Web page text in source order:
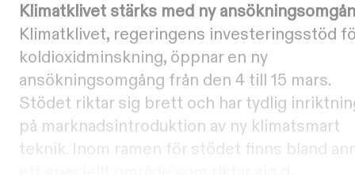
Klimatklivet stärks med ny
Klimatklivet, regeringens investeringsstöd
koldioxidminskning, öppnar en ny
ansökningsomgång från den 4 till 15 mars.
Stödet riktar sig brett och har tydlig
på marknadsintroduktion av ny klimatsmart
teknik. Inom ramen för stödet finns bland